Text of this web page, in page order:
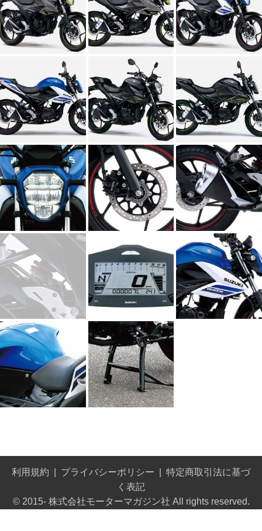
利用規約 プライバシーポリシー
特定商取引法に基づ
く表記
© 2015- 株式会社モーターマガジン社 All rights reserved.